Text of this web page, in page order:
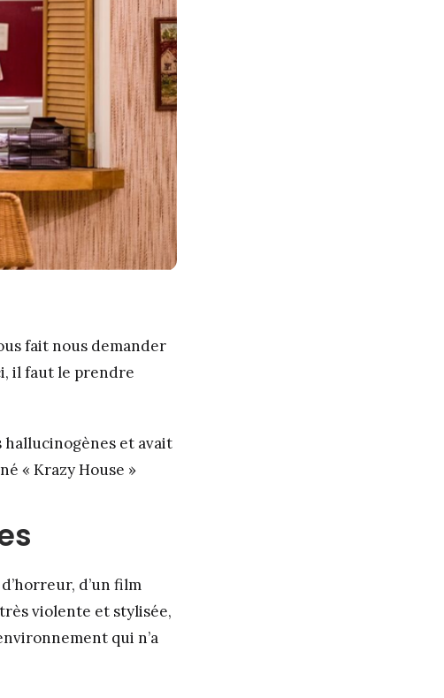
fait nous demander
il faut le prendre
hallucinogènes et avait
« Krazy House »
d’un film
violente et stylisée,
qui n’a